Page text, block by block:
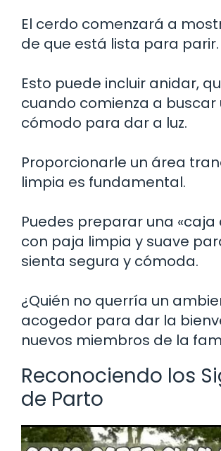
El cerdo comenzará a
de que está lista para parir.
Esto puede incluir anidar,
cuando comienza a buscar
cómodo para dar a luz.
Proporcionarle un área
limpia es fundamental.
Puedes preparar una «caja
con paja limpia y suave
sienta segura y cómoda.
¿Quién no querría un
acogedor para dar la
nuevos miembros de la
Reconociendo los
de Parto